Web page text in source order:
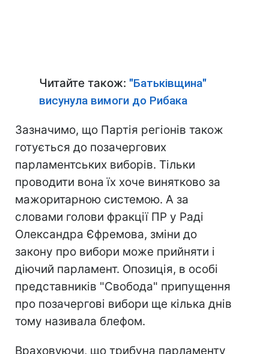
Читайте також: "Батьківщина"
висунула вимоги до Рибака
Зазначимо, що Партія регіонів також
готується до позачергових
парламентських виборів. Тільки
проводити вона їх хоче винятково за
мажоритарною системою. А за
словами голови фракції ПР у Раді
Олександра Єфремова, зміни до
закону про вибори може прийняти і
діючий парламент. Опозиція, в особі
представників "Свобода" припущення
про позачергові вибори ще кілька днів
тому називала блефом.
Враховуючи, що трибуна парламенту